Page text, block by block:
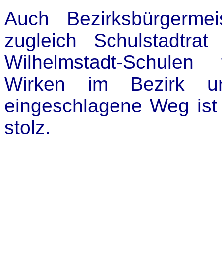
Auch
zugleich
Wilhelmstadt-
Wirken im Bezirk
eingeschlagene Weg
stolz.